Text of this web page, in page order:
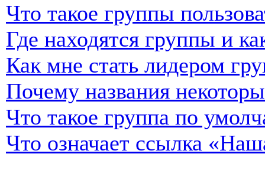
Что такое группы
Где находятся группы и
Как мне стать лидером
Почему названия
Что такое группа по
Что означает ссылка